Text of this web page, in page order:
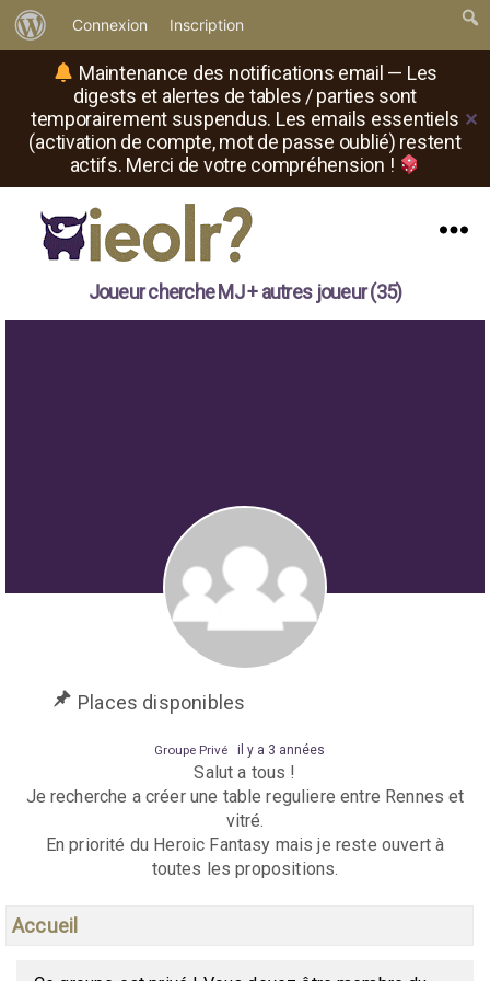
Maintenance des notifications email — Les
digests et alertes de tables / parties sont
temporairement suspendus. Les emails essentiels
(activation de compte, mot de passe oublié) restent
actifs. Merci de votre compréhension !
✕
propos
de
WordPress
Connexion Inscription
où
Joueur cherche MJ + autres joueur (35)
Places disponibles
Groupe Privé il y a 3 années
Salut a tous !
Je recherche a créer une table reguliere entre Rennes et
vitré.
En priorité du Heroic Fantasy mais je reste ouvert à
toutes les propositions.
Accueil